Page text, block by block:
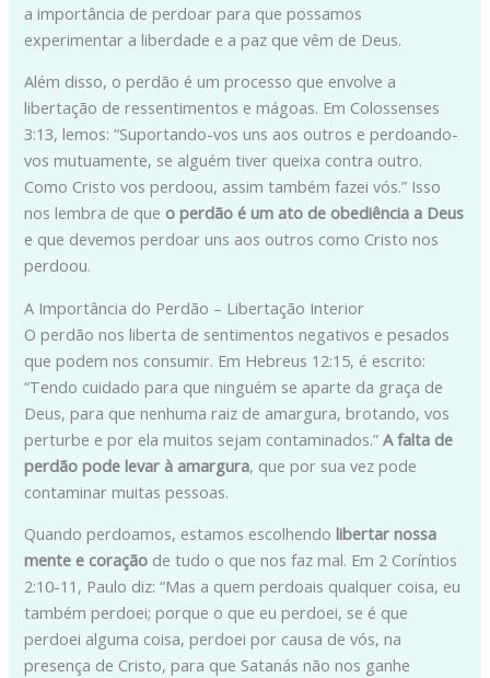
a importância de perdoar para que possamos
experimentar a liberdade e a paz que vêm de Deus.
Além disso, o perdão é um processo que envolve a
libertação de ressentimentos e mágoas. Em Colossenses
3:13, lemos: “Suportando-vos uns aos outros e perdoando-
vos mutuamente, se alguém tiver queixa contra outro.
Como Cristo vos perdoou, assim também fazei vós.” Isso
nos lembra de que o perdão é um ato de obediência a Deus
e que devemos perdoar uns aos outros como Cristo nos
perdoou.
A Importância do Perdão – Libertação Interior
O perdão nos liberta de sentimentos negativos e pesados
que podem nos consumir. Em Hebreus 12:15, é escrito:
“Tendo cuidado para que ninguém se aparte da graça de
Deus, para que nenhuma raiz de amargura, brotando, vos
perturbe e por ela muitos sejam contaminados.”A falta de
perdão pode levar à amargura, que por sua vez pode
contaminar muitas pessoas.
Quando perdoamos, estamos escolhendolibertar nossa
mente e coração de tudo o que nos faz mal. Em 2 Coríntios
2:10-11, Paulo diz: “Mas a quem perdoais qualquer coisa, eu
também perdoei; porque o que eu perdoei, se é que
perdoei alguma coisa, perdoei por causa de vós, na
presença de Cristo, para que Satanás não nos ganhe